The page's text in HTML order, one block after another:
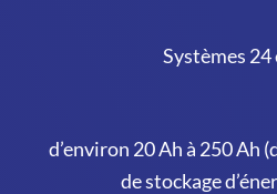
Systèmes 24
d’environ 20 Ah à 250 Ah
de stockage